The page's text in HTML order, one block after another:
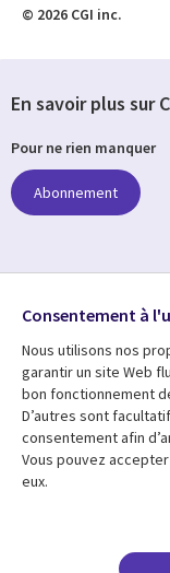
© 2026 CGI inc.
Ressources
Articles
Études de cas
En savoir plus sur
Pour ne rien manquer
Abonnement
Suivez-nous
Social
Media
Global
FR
Consentement à
Nous utilisons nos
garantir un site Web
bon fonctionnement
D’autres sont
consentement afin
Vous pouvez
eux.